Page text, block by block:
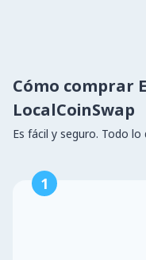
Cómo comprar
LocalCoinSwap
Es fácil y seguro. Todo
1